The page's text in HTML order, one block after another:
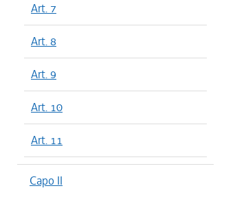
Art. 7
Art. 8
Art. 9
Art. 10
Art. 11
Capo II